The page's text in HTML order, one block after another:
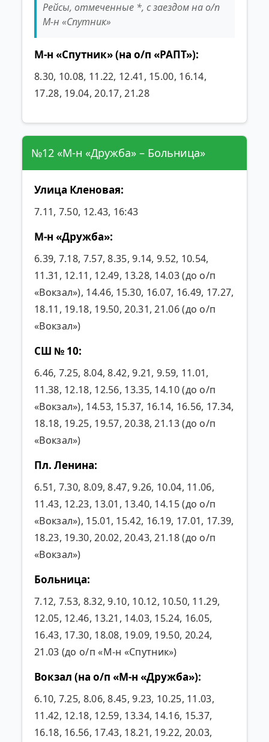
Рейсы, отмеченные *, с заездом на о/п
М-н «Спутник»
М-н «Спутник» (на о/п «РАПТ»):
8.30, 10.08, 11.22, 12.41, 15.00, 16.14,
17.28, 19.04, 20.17, 21.28
№12 «М-н «Дружба» – Больница»
Улица Кленовая:
7.11, 7.50, 12.43, 16:43
М-н «Дружба»:
6.39, 7.18, 7.57, 8.35, 9.14, 9.52, 10.54,
11.31, 12.11, 12.49, 13.28, 14.03 (до о/п
«Вокзал»), 14.46, 15.30, 16.07, 16.49, 17.27,
18.11, 19.18, 19.50, 20.31, 21.06 (до о/п
«Вокзал»)
СШ № 10:
6.46, 7.25, 8.04, 8.42, 9.21, 9.59, 11.01,
11.38, 12.18, 12.56, 13.35, 14.10 (до о/п
«Вокзал»), 14.53, 15.37, 16.14, 16.56, 17.34,
18.18, 19.25, 19.57, 20.38, 21.13 (до о/п
«Вокзал»)
Пл. Ленина:
6.51, 7.30, 8.09, 8.47, 9.26, 10.04, 11.06,
11.43, 12.23, 13.01, 13.40, 14.15 (до о/п
«Вокзал»), 15.01, 15.42, 16.19, 17.01, 17.39,
18.23, 19.30, 20.02, 20.43, 21.18 (до о/п
«Вокзал»)
Больница:
7.12, 7.53, 8.32, 9.10, 10.12, 10.50, 11.29,
12.05, 12.46, 13.21, 14.03, 15.24, 16.05,
16.43, 17.30, 18.08, 19.09, 19.50, 20.24,
21.03 (до о/п «М-н «Спутник»)
Вокзал (на о/п «М-н «Дружба»):
6.10, 7.25, 8.06, 8.45, 9.23, 10.25, 11.03,
11.42, 12.18, 12.59, 13.34, 14.16, 15.37,
16.18, 16.56, 17.43, 18.21, 19.22, 20.03,